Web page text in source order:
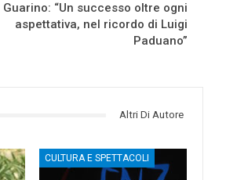
Guarino: “Un successo oltre ogni
aspettativa, nel ricordo di Luigi
Paduano”
Altri Di Autore
CULTURA E SPETTACOLI